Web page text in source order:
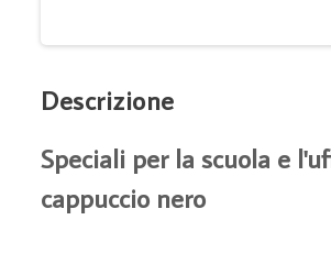
Descrizione
Speciali per la scuola e
cappuccio nero